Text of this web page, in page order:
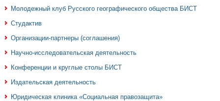
Молодежный клуб Русского географического общества БИСТ
Студактив
Организации-партнеры (соглашения)
Научно-исследовательская деятельность
Конференции и круглые столы БИСТ
Издательская деятельность
Юридическая клиника «Социальная правозащита»